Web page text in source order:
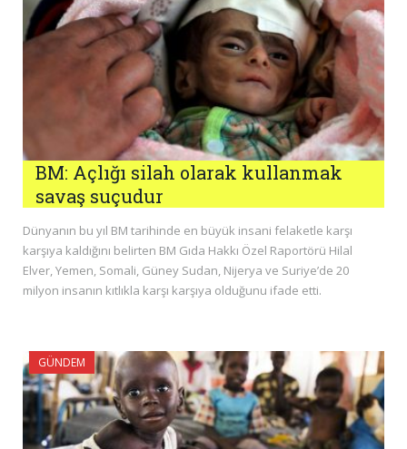
BM: Açlığı silah olarak kullanmak
savaş suçudur
Dünyanın bu yıl BM tarihinde en büyük insani felaketle karşı
karşıya kaldığını belirten BM Gıda Hakkı Özel Raportörü Hilal
Elver, Yemen, Somali, Güney Sudan, Nijerya ve Suriye’de 20
milyon insanın kıtlıkla karşı karşıya olduğunu ifade etti.
GÜNDEM